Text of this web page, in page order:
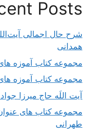
Posts
شرح حال اجمالی
همدانی
مجموعه کتاب آموزه
مجموعه کتاب آموزه
آیت اللَه حاج میرزا
مجموعه کتاب های
طهرانی